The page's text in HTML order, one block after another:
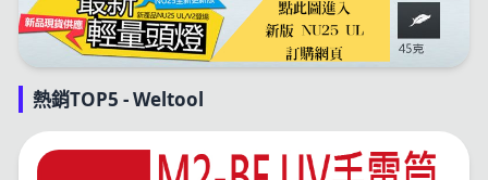
熱銷TOP5 - Weltool